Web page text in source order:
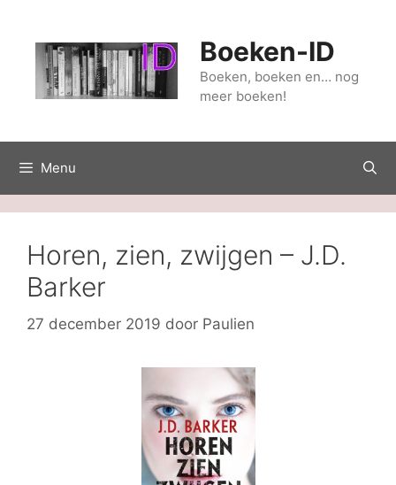
inhoud
Boeken-ID
Boeken, boeken en… nog
meer boeken!
Menu
Horen, zien, zwijgen – J.D.
Barker
27 december 2019 door Paulien